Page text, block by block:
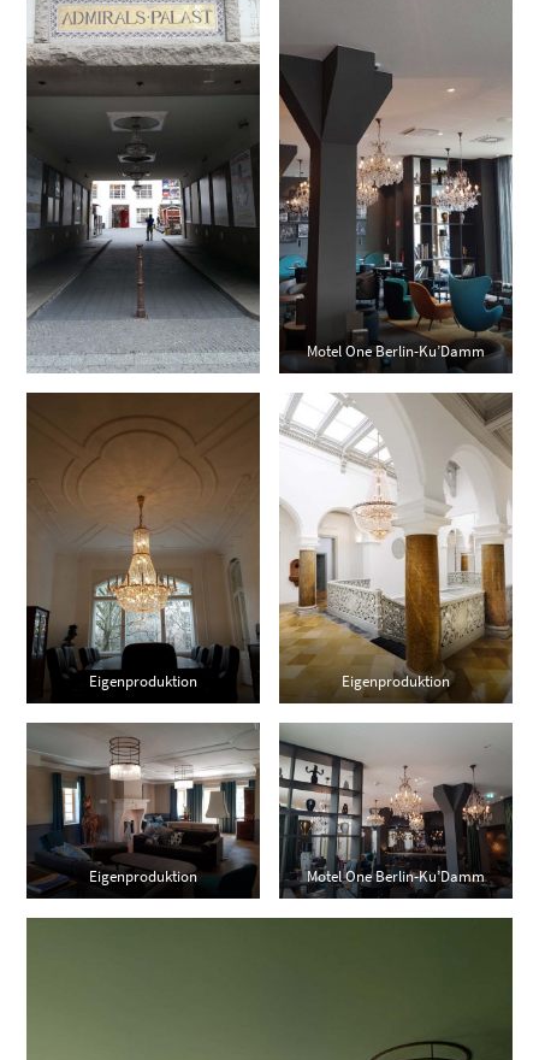
Motel One Berlin-Ku’Damm
Eigenproduktion Eigenproduktion
Eigenproduktion Motel One Berlin-Ku’Damm